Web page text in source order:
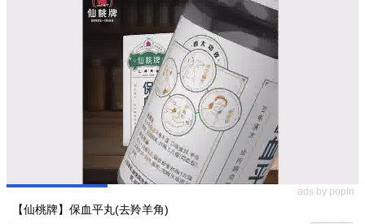
ads by popIn
【仙桃牌】保血平丸(去羚羊角)